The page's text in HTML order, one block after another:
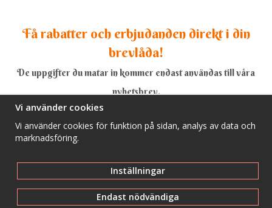
Få rabatter och erbjudanden direkt i din
brevlåda!
De uppgifter du matar in kommer endast användas till våra
nyhetsbrev.
Vi använder cookies
Vi använder cookies för funktion på sidan, analys av data och
marknadsföring.
Inställningar
Endast nödvändiga